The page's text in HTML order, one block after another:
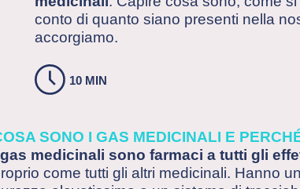
conto di quanto siano presenti nella
accorgiamo.
10 MIN
SONO I GAS MEDICINALI E
medicinali sono farmaci a tutti gli
come tutti gli altri medicinali. Hanno